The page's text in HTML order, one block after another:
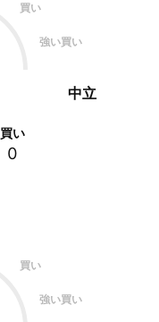
買い
強い買い
中立
買い
0
買い
強い買い